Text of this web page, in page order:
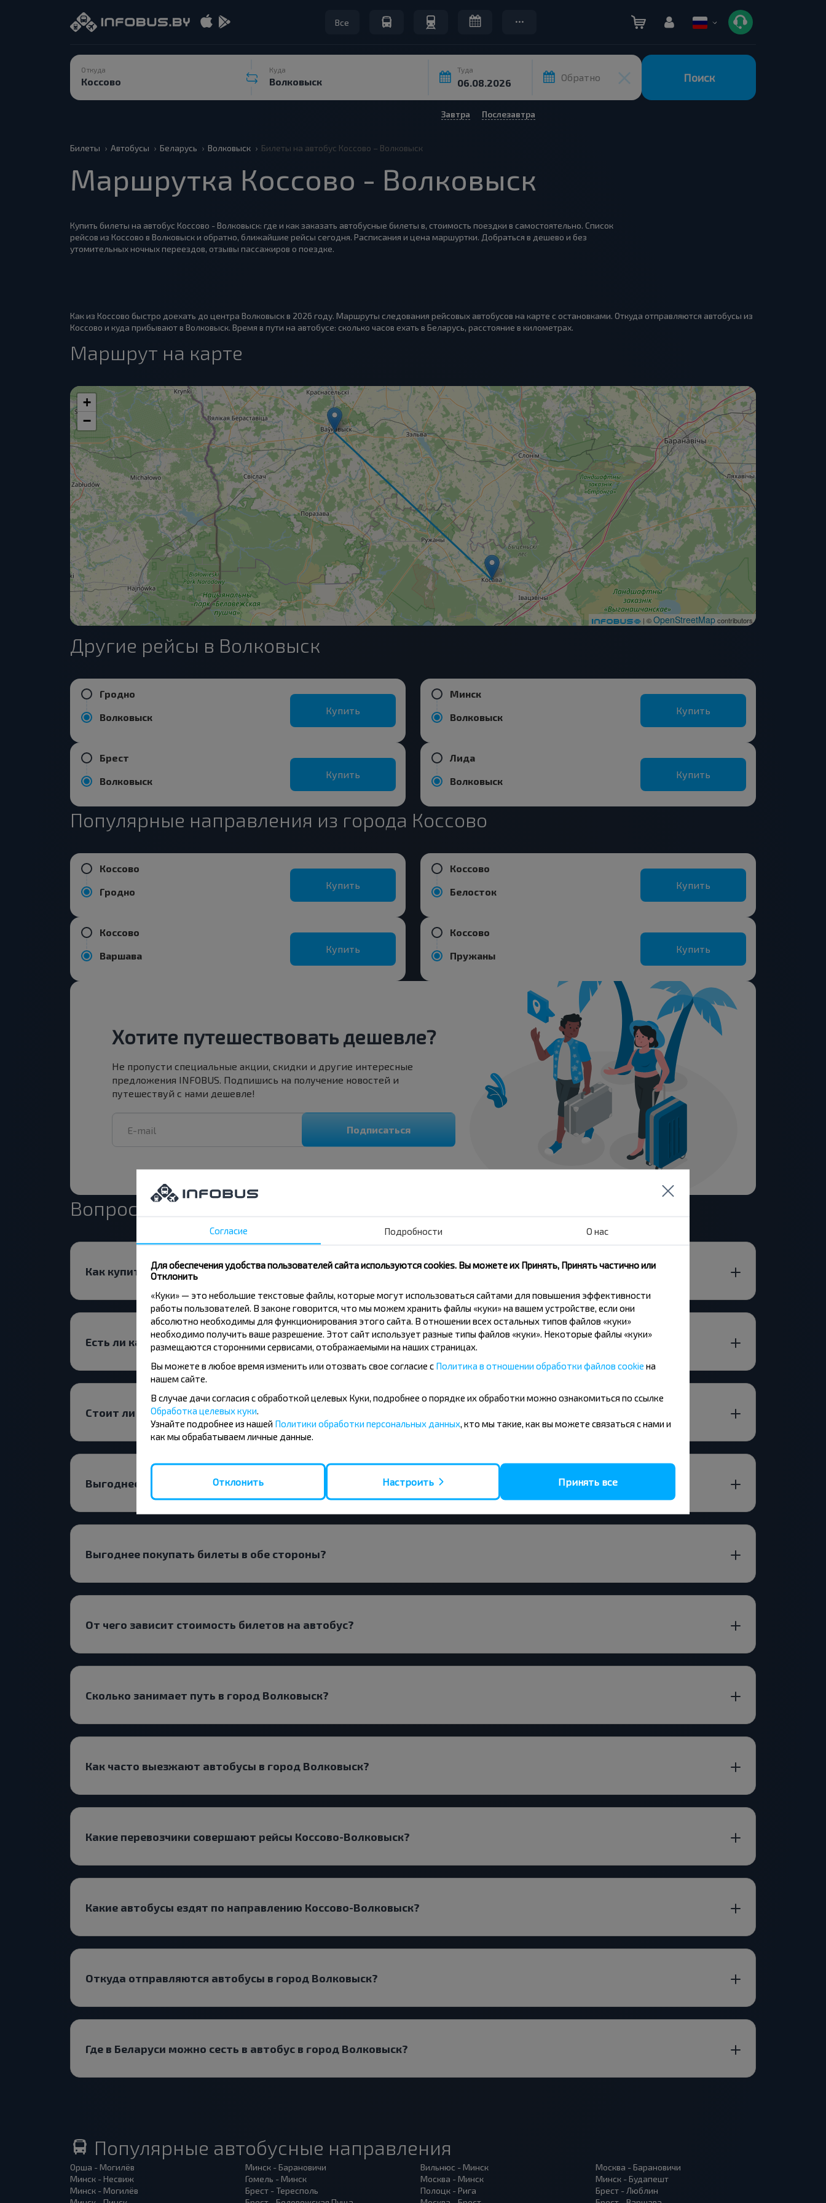
Все
Откуда Куда Туда
Обратно Поиск
Завтра Послезавтра
Билеты Автобусы Беларусь Волковыск Билеты на автобус Коссово – Волковыск
Маршрутка Коссово - Волковыск
Купить билеты на автобус Коссово - Волковыск: где и как заказать автобусные билеты в, стоимость поездки в самостоятельно. Список
рейсов из Коссово в Волковыск и обратно, ближайшие рейсы сегодня. Расписания и цена маршуртки. Добраться в дешево и без
утомительных ночных переездов, отзывы пассажиров о поездке.
Как из Коссово быстро доехать до центра Волковыск в 2026 году. Маршруты следования рейсовых автобусов на карте с остановками. Откуда отправляются автобусы из
Коссово и куда прибывают в Волковыск. Время в пути на автобусе: сколько часов ехать в Беларусь, расстояние в километрах.
Маршрут на карте
+
−
| ©OpenStreetMapcontributors
Другие рейсы в Волковыск
Гродно
Волковыск
Купить
Брест
Волковыск
Купить
Минск
Волковыск
Купить
Лида
Волковыск
Купить
Популярные направления из города Коссово
Коссово
Гродно
Купить
Коссово
Варшава
Купить
Коссово
Белосток
Купить
Коссово
Пружаны
Купить
Хотите путешествовать дешевле?
Не пропусти специальные акции, скидки и другие интересные
предложения INFOBUS. Подпишись на получение новостей и
путешествуй с нами дешевле!
Подписаться
Вопрос - Ответ
Как купить билеты на автобус?
Есть ли какие-то ограничения на поездку?
Стоит ли искать билет Коссово-Волковыск заранее?
Выгоднее выбирать прямой рейс Коссово-Волковыск или с пересадками?
Выгоднее покупать билеты в обе стороны?
От чего зависит стоимость билетов на автобус?
Сколько занимает путь в город Волковыск?
Как часто выезжают автобусы в город Волковыск?
Какие перевозчики совершают рейсы Коссово-Волковыск?
Какие автобусы ездят по направлению Коссово-Волковыск?
Откуда отправляются автобусы в город Волковыск?
Где в Беларуси можно сесть в автобус в город Волковыск?
Популярные автобусные направления
Орша - Могилёв
Минск - Несвиж
Минск - Могилёв
Минск - Барановичи
Гомель - Минск
Брест - Тересполь
Вильнюс - Минск
Москва - Минск
Полоцк - Рига
Москва - Барановичи
Минск - Будапешт
Брест - Люблин
Согласие Подробности О нас
Для обеспечения удобства пользователей сайта используются cookies. Вы можете их Принять, Принять частично или
Отклонить
«Куки» — это небольшие текстовые файлы, которые могут использоваться сайтами для повышения эффективности
работы пользователей. В законе говорится, что мы можем хранить файлы «куки» на вашем устройстве, если они
абсолютно необходимы для функционирования этого сайта. В отношении всех остальных типов файлов «куки»
необходимо получить ваше разрешение. Этот сайт использует разные типы файлов «куки». Некоторые файлы «куки»
размещаются сторонними сервисами, отображаемыми на наших страницах.
Вы можете в любое время изменить или отозвать свое согласие с Политика в отношении обработки файлов cookie на
нашем сайте.
В случае дачи согласия с обработкой целевых Куки, подробнее о порядке их обработки можно ознакомиться по ссылке
Обработка целевых куки
Узнайте подробнее из нашей Политики обработки персональных данных , кто мы такие, как вы можете связаться с нами и
как мы обрабатываем личные данные.
Отклонить Настроить Принять все